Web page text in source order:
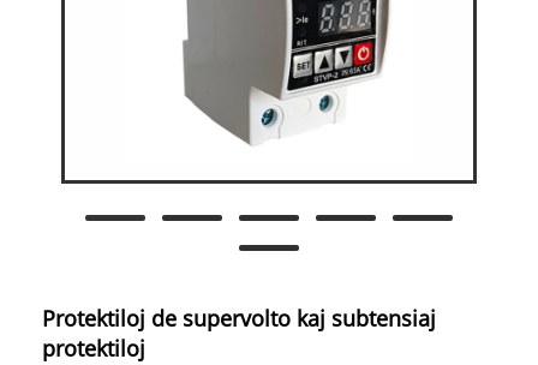
Protektiloj de supervolto kaj subtensiaj
protektiloj